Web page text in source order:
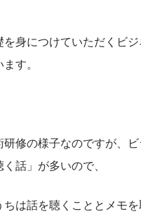
を身につけていただくビ
す。
研修の様子なのですが、
く話」が多いので、
ちは話を聴くこととメモ